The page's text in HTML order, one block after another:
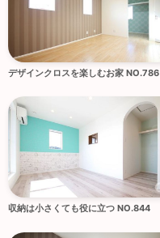
デザインクロスを楽しむお家 NO.786
収納は小さくても役に立つ NO.844